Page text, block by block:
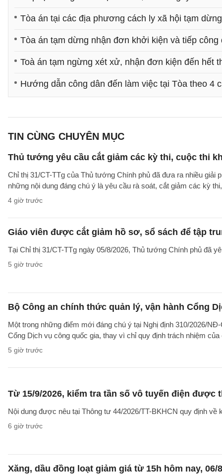
Tòa án tại các địa phương cách ly xã hội tạm
Tòa án tạm dừng nhận đơn khởi kiện và tiếp công
Toà án tạm ngừng xét xử, nhận đơn kiện đến hết
Hướng dẫn công dân đến làm việc tại Tòa theo 4
TIN CÙNG CHUYÊN MỤC
Thủ tướng yêu cầu cắt giảm các kỳ thi, cuộc thi
Chỉ thị 31/CT-TTg của Thủ tướng Chính phủ đã đưa ra nhiều giải
những nội dung đáng chú ý là yêu cầu rà soát, cắt giảm các kỳ
4 giờ trước
Giáo viên được cắt giảm hồ sơ, sổ sách để tập
Tại Chỉ thị 31/CT-TTg ngày 05/8/2026, Thủ tướng Chính phủ đã
5 giờ trước
Bộ Công an chính thức quản lý, vận hành Cổng
Một trong những điểm mới đáng chú ý tại Nghị định 310/2026/
Cổng Dịch vụ công quốc gia, thay vì chỉ quy định trách nhiệm
5 giờ trước
Từ 15/9/2026, kiểm tra tần số vô tuyến điện được
Nội dung được nêu tại Thông tư 44/2026/TT-BKHCN quy định
6 giờ trước
Xăng, dầu đồng loạt giảm giá từ 15h hôm nay, 06/